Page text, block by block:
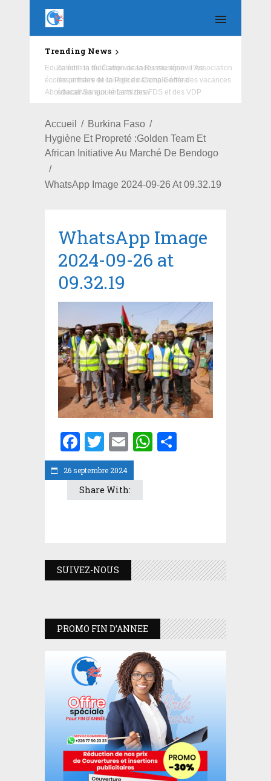
Trending News
Education : la fédération de la Russie rénove les
écoles primaire et collège du Camp Général
Aboubacar Sangoulé Lamizana
Accueil
Burkina Faso
Hygiène Et Propreté :Golden Team Et
African Initiative Au Marché De Bendogo
WhatsApp Image 2024-09-26 At 09.32.19
26 septembre 2024
WhatsApp Image
2024-09-26 at
09.32.19
Facebook
Twitter
EmailWhatsApp
Share With:
SUIVEZ-NOUS
PROMO FIN D’ANNEE